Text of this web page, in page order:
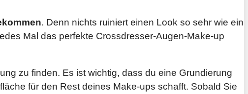
. Denn nichts ruiniert einen Look so sehr wie ein
Mal das perfekte Crossdresser-Augen-Make-up
zu finden. Es ist wichtig, dass du eine Grundierung
für den Rest deines Make-ups schafft. Sobald Sie